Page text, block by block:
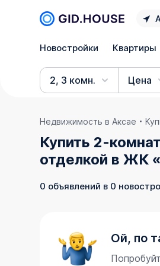
Новостройки Квартиры
2, 3 комн. Цена
Недвижимость в Аксае
Купить 2-
отделкой в ЖК
0 объявлений в 0
Ой, по